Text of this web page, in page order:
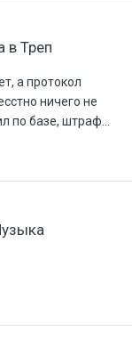
в Треп
а протокол
ничего не
по базе, штраф...